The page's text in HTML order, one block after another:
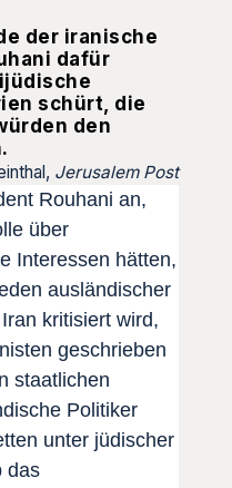
der iranische
dafür
schürt, die
den
Jerusalem Post
Rouhani an,
über
Interessen hätten,
ausländischer
kritisiert wird,
geschrieben
staatlichen
Politiker
unter jüdischer
das